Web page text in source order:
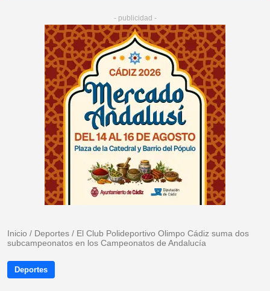
- publicidad -
Inicio / Deportes / El Club Polideportivo Olimpo Cádiz suma dos
subcampeonatos en los Campeonatos de Andalucía
Deportes